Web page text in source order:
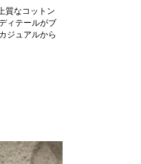
質なコットン
ィテールがブ
ジュアルから